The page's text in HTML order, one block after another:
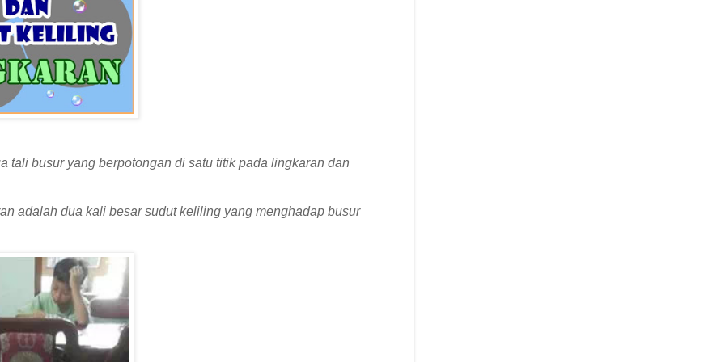
tali busur yang berpotongan di satu titik pada lingkaran dan
adalah dua kali besar sudut keliling yang menghadap busur